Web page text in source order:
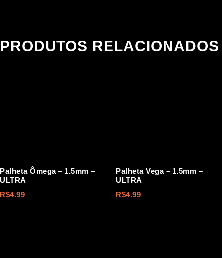
PRODUTOS RELACIONADOS
Palheta Ômega – 1.5mm –
ULTRA
R$4.99
Palheta Vega – 1.5mm –
ULTRA
R$4.99